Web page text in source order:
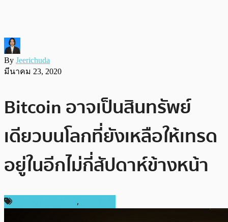
By Jeerichuda
มีนาคม 23, 2020
Bitcoin อาจเป็นสินทรัพย์
เดียวบนโลกที่ยังเหลือให้เทรด
อยู่ในอีกไม่กี่สัปดาห์ข้างหน้า
,